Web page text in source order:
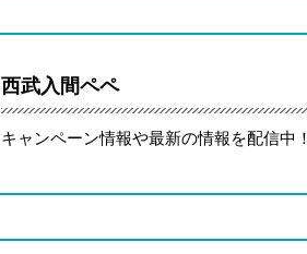
西武入間ペペ
キャンペーン情報や最新の情報を配信中！